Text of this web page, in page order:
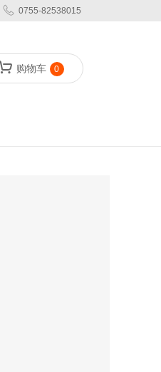
0755-82538015
购物车 0